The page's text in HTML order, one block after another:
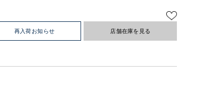
再入荷お知らせ 店舗在庫を見る